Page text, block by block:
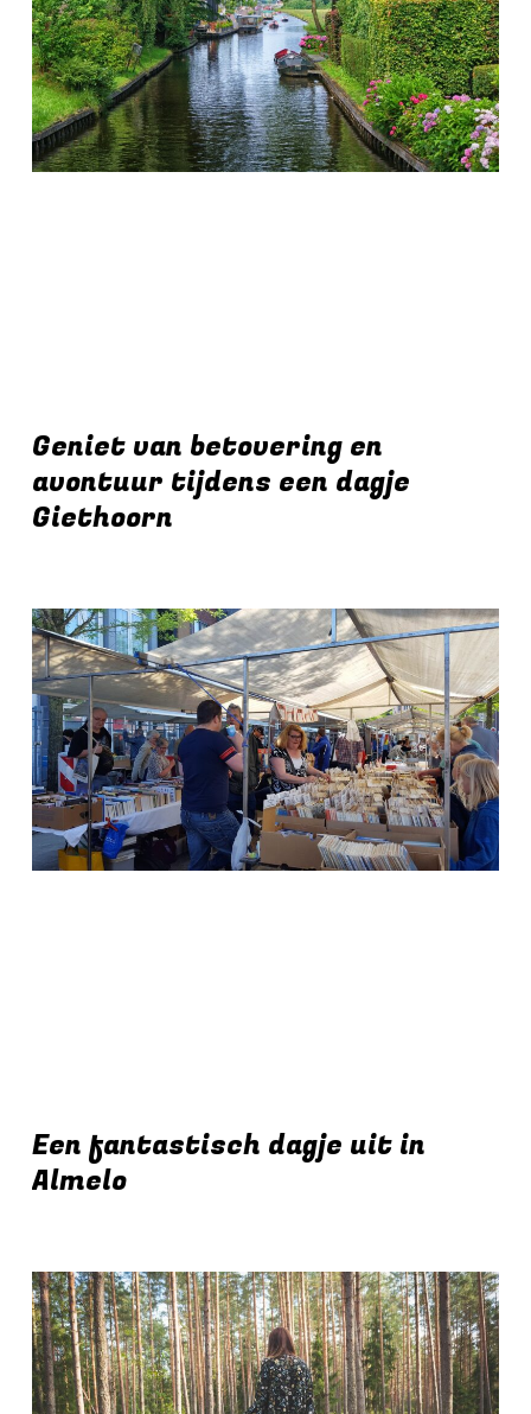
Geniet van betovering en
avontuur tijdens een dagje
Giethoorn
Een fantastisch dagje uit in
Almelo